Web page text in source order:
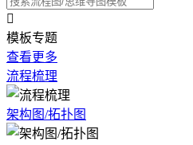

模板专题
查看更多
流程梳理
架构图/拓扑图